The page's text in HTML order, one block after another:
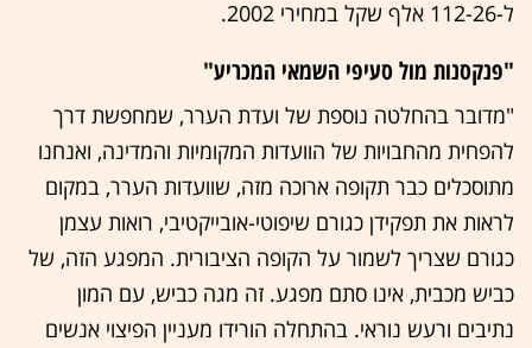
ל-112-26 אלף שקל במחירי 2002.
"פנקסנות מול סעיפי השמאי המכריע"
"מדובר בהחלטה נוספת של ועדת הערר, שמחפשת דרך
להפחית מהחבויות של הוועדות המקומיות והמדינה, ואנחנו
מתוסכלים כבר תקופה ארוכה מזה, שוועדות הערר, במקום
לראות את תפקידן כגורם שיפוטי-אובייקטיבי, רואות עצמן
כגורם שצריך לשמור על הקופה הציבורית. המפגע הזה, של
כביש מכבית, אינו סתם מפגע. זה מגה כביש, עם המון
נתיבים ורעש נוראי. בהתחלה הורידו מעניין הפיצוי אנשים